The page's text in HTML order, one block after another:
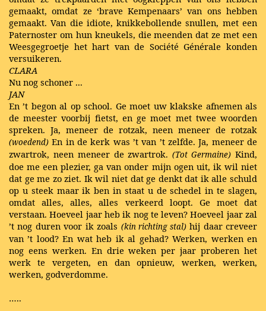
gemaakt, omdat ze ‘brave Kempenaars’ van ons hebben
gemaakt. Van die idiote, knikkebollende snullen, met een
Paternoster om hun kneukels, die meenden dat ze met een
Weesgegroetje het hart van de Société Générale konden
versuikeren.
CLARA
Nu nog schoner ...
JAN
En ’t begon al op school. Ge moet uw klakske afnemen als
de meester voorbij fietst, en ge moet met twee woorden
spreken. Ja, meneer de rotzak, neen meneer de rotzak
(woedend) En in de kerk was ’t van ’t zelfde. Ja, meneer de
zwartrok, neen meneer de zwartrok.(Tot Germaine) Kind,
doe me een plezier, ga van onder mijn ogen uit, ik wil niet
dat ge me zo ziet. Ik wil niet dat ge denkt dat ik alle schuld
op u steek maar ik ben in staat u de schedel in te slagen,
omdat alles, alles, alles verkeerd loopt. Ge moet dat
verstaan. Hoeveel jaar heb ik nog te leven? Hoeveel jaar zal
’t nog duren voor ik zoals (kin richting stal) hij daar creveer
van ’t lood? En wat heb ik al gehad? Werken, werken en
nog eens werken. En drie weken per jaar proberen het
werk te vergeten, en dan opnieuw, werken, werken,
werken, godverdomme.
…..